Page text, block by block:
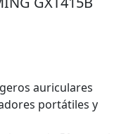
auriculares
portátiles y